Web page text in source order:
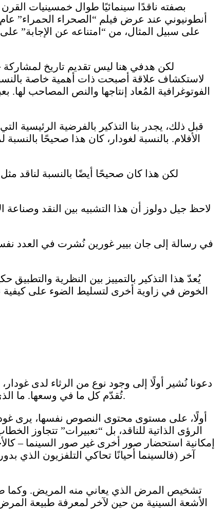
بصفته ناقدًا سينمائيًا طوال خمسينيات
لكن هدفي هنا ليس تقديم تاريخ
لاستكشاف علاقة أصبحت ذات أهمية خاصة بالنسبة
الفوتوغرافية المُعاد إنتاجها والنص المصاحب
قبل ذلك، يجدر بنا التذكير بالفرضية
الأفلام. بالنسبة لغودار، كان هذا صحيحًا
لاحظ جيل دولوز أن هذا التشبيه بين النقد وصناعة
في رسالة إلى جان بيير غورين نُشرت في العدد
يُعدّ هذا التذكير بالتمييز بين النظرية
الخوض في زاوية أخرى لتسليط الضوء على كيفية
دعونا نُشير أولًا إلى وجود نوع من الرثاء لدى
تُقدّم كل ما في وسعها. ما الذي ينقص هذا النشاط النقدي؟ تبرز ثلاث سمات بانتظام لتفسير هذا الإحباط فيما يتعلق بما يُكتب ويُقرأ عن السينما.
أولًا، على مستوى محتوى النصوص نفسها، يرى
الرؤى الذاتية للناقد، بل “تعبيرات” تتجاوز
إمكانية استحضار صور أخرى غير صور السينما –
آخر (فالسينما أحيانًا تحاكي التلفزيون
الأشعة السينية من حين لآخر لمعرفة طبيعة